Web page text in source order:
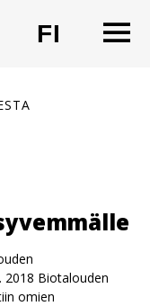
FI
2018 Biotalouden
omien